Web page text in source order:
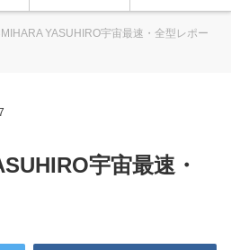
YASUHIRO宇宙最速・全型レポー
宇宙最速・